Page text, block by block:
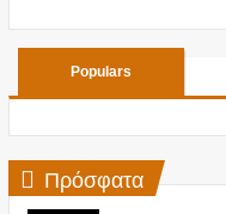
Populars
Πρόσφατα